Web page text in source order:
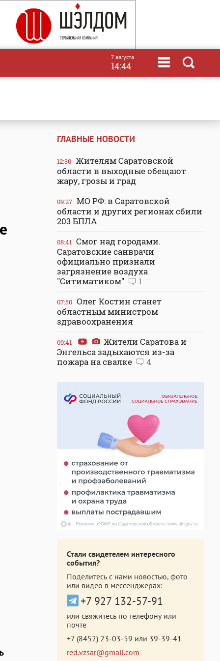
7 августа
14:44
ГЛАВНЫЕ НОВОСТИ
12:30 Жителям Саратовской
области в выходные обещают
жару, грозы и град
09:27 МО РФ: в Саратовской
области и других регионах сбили
203 БПЛА
08:41 Смог над городами.
Саратовские санврачи
официально признали
загрязнение воздуха
"Ситиматиком"
1
07:50 Олег Костин станет
областным министром
здравоохранения
09:41
Жители Саратова и
Энгельса задыхаются из-за
пожара на свалке
4
Стали свидетелем интересного
события?
Поделитесь с нами новостью, фото
или видео в мессенджерах:
+7 927 132-57-91
или свяжитесь по телефону или
почте
+7 (8452) 23-03-59 или 39-39-41
red.vzsar@gmail.com